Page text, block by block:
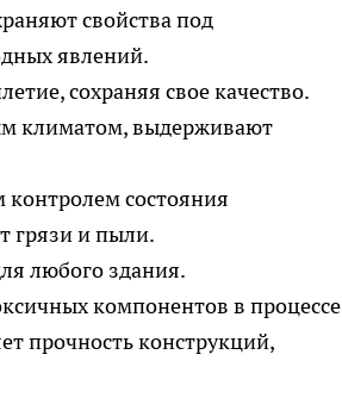
свойства под
явлений.
сохраняя свое качество.
климатом, выдерживают
состояния
грязи и пыли.
любого здания.
компонентов в процессе
прочность конструкций,